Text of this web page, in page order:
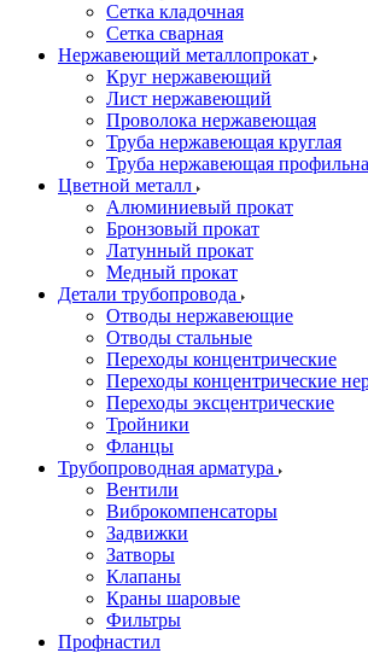
Сетка кладочная
Сетка сварная
Нержавеющий металлопрокат
Круг нержавеющий
Лист нержавеющий
Проволока нержавеющая
Труба нержавеющая круглая
Труба нержавеющая
Цветной металл
Алюминиевый прокат
Бронзовый прокат
Латунный прокат
Медный прокат
Детали трубопровода
Отводы нержавеющие
Отводы стальные
Переходы концентрические
Переходы концентрические
Переходы эксцентрические
Тройники
Фланцы
Трубопроводная арматура
Вентили
Виброкомпенсаторы
Задвижки
Затворы
Клапаны
Краны шаровые
Фильтры
Профнастил